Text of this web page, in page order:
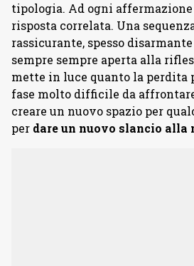
tipologia. Ad ogni
risposta correlata. Una
rassicurante, spesso
sempre sempre aperta alla
mette in luce quanto la perdita
fase molto difficile da
creare un nuovo spazio per
per dare un nuovo slancio alla